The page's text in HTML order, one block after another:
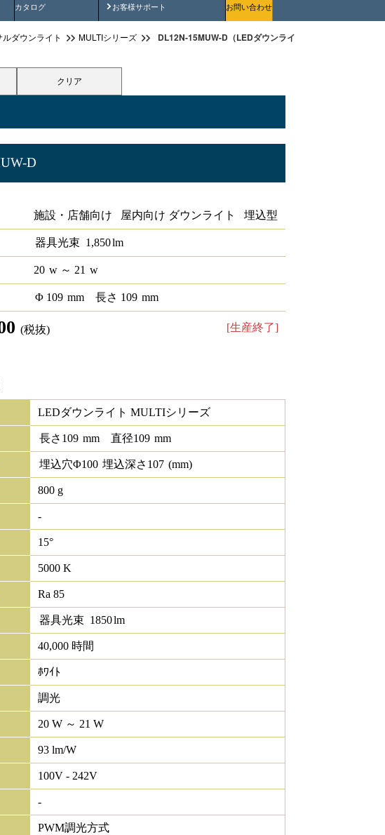
カタログ お客様サポート
安全にご使用いただくためにお問い合わせ
ダウンライト MULTIシリーズ DL12N-15MUW-D（LEDダウンライト埋込穴径φ100 1/2
クリア
D
施設・店舗向け 屋内向け ダウンライト 埋込型
器具光束 1,850lm
20 w ～ 21 w
Φ 109 mm 長さ 109 mm
(税抜) [生産終了]
LEDダウンライト MULTIシリーズ
長さ 109 mm 直径109 mm
埋込穴Φ100 埋込深さ 107 (mm)
800 g
-
15°
5000 K
Ra 85
器具光束 1850lm
40,000 時間
ﾎﾜｲﾄ
調光
20 W ～ 21 W
93 lm/W
100V - 242V
-
PWM調光方式